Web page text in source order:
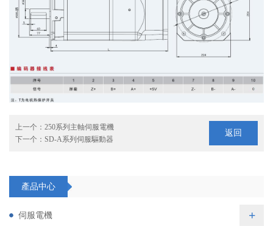
上一个： 250系列主軸伺服電機
下一个： SD-A系列伺服驅動器
返回
產品中心
伺服電機 +